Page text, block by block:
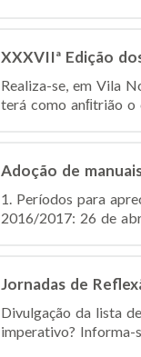
XXXVIIª Edição
Realiza-se, em Vila
terá como anﬁtrião o
Adoção de
1. Períodos para
2016/2017: 26 de
Jornadas de
Divulgação da lista
imperativo? Informa-